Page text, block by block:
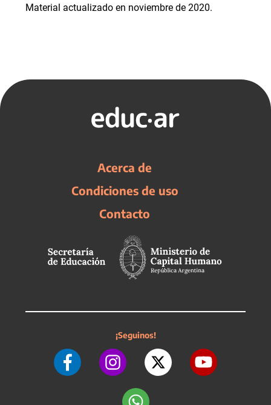
Material actualizado en noviembre de 2020.
Acerca de
Condiciones de uso
Contacto
¡Seguinos!